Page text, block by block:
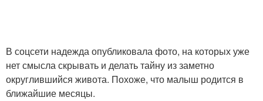
В соцсети надежда опубликовала фото, на которых уже
нет смысла скрывать и делать тайну из заметно
округлившийся живота. Похоже, что малыш родится в
ближайшие месяцы.